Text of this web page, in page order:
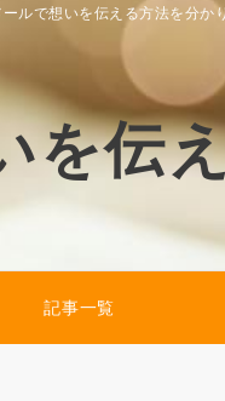
ルで想いを伝える方法を分か
を伝
記事一覧